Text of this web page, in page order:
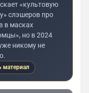
«культовую
слэшеров про
в масках
но в 2024
никому не
материал